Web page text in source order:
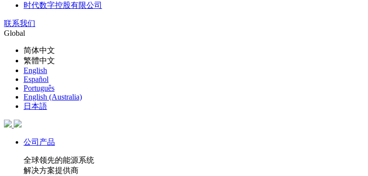
时代数字控股有限公司
联系我们
Global
简体中文
繁體中文
English
Español
Português
English (Australia)
日本語
公司产品
全球领先的能源系统
解决方案提供商